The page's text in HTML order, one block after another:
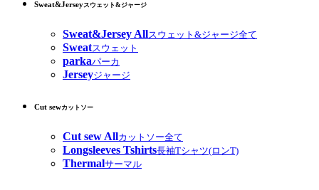
Sweat&Jerseyスウェット&ジャージ
Sweat&Jersey Allスウェット&ジャージ全て
Sweatスウェット
parkaパーカ
Jerseyジャージ
Cut sewカットソー
Cut sew Allカットソー全て
Longsleeves Tshirts長袖Tシャツ(ロンT)
Thermalサーマル